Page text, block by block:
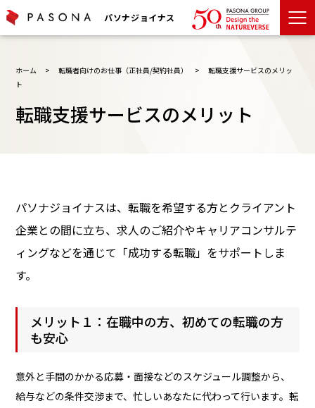
パソナジョイナス
ホーム > 転職者向けのお仕事（正社員/契約社員） >
転職支援サービスのメリッ
ト
転職支援サービスのメリット
パソナジョイナスは、転職を希望する方とクライアント
企業との間に立ち、求人のご紹介やキャリアコンサルテ
ィングなどを通じて「成功する転職」をサポートしま
す。
メリット１：在職中の方、初めての転職の方
も安心
意外と手間のかかる応募・面接などのスケジュール調整から、
給与などの条件交渉まで、忙しいあなたに代わって行います。転